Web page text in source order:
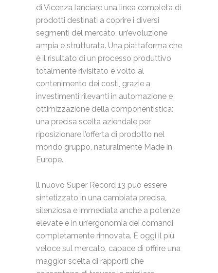
di Vicenza lanciare una linea completa di
prodotti destinati a coprire i diversi
segmenti del mercato, un’evoluzione
ampia e strutturata. Una piattaforma che
è il risultato di un processo produttivo
totalmente rivisitato e volto al
contenimento dei costi, grazie a
investimenti rilevanti in automazione e
ottimizzazione della componentistica:
una precisa scelta aziendale per
riposizionare l’offerta di prodotto nel
mondo gruppo, naturalmente Made in
Europe.
ll nuovo Super Record 13 può essere
sintetizzato in una cambiata precisa,
silenziosa e immediata anche a potenze
elevate e in un’ergonomia dei comandi
completamente rinnovata. È oggi il più
veloce sul mercato, capace di offrire una
maggior scelta di rapporti che